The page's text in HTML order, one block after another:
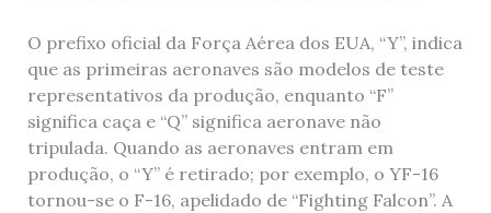
O prefixo oficial da Força Aérea dos EUA, “Y”, indica
que as primeiras aeronaves são modelos de teste
representativos da produção, enquanto “F”
significa caça e “Q” significa aeronave não
tripulada. Quando as aeronaves entram em
produção, o “Y” é retirado; por exemplo, o YF-16
tornou-se o F-16, apelidado de “Fighting Falcon”. A